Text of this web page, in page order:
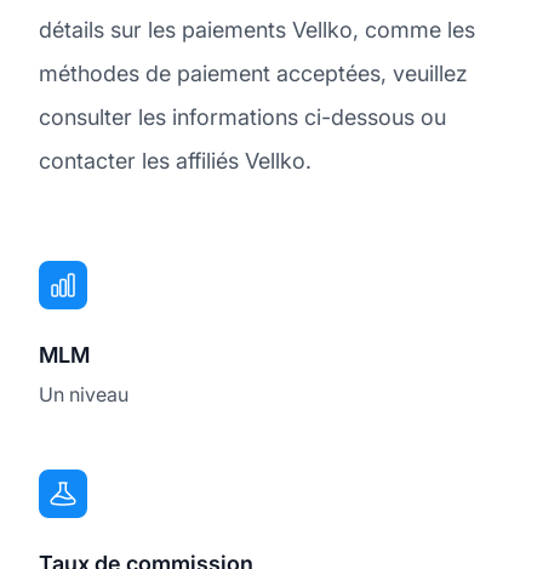
détails sur les paiements Vellko, comme les
méthodes de paiement acceptées, veuillez
consulter les informations ci-dessous ou
contacter les affiliés Vellko.
MLM
Un niveau
Taux de commission